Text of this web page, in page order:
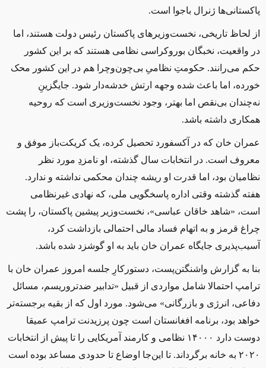
پاکستانی‌ها ژنرال باجوا است.
از لحاظ تاریخی، نخست‌وزیرهای پاکستان رئیس دولت هستند، اما
در واقعیت، نخبگان بوروکراسی نظامی‌ هستند که بر این کشور
حکم می‌رانند. حکومتِ نظامیِ بی‌چون‌وچرا هم در این کشور محک
خورده، اما باعث شده وجهه ارتش خدشه‌دار شود. جایگزینِ
نه‌چندان بی‌نقص اما بهتر، وجود نخست‌وزیری است که روحیه
همکاری داشته باشد.
عمران ‌خان که در آکسفورد تحصیل کرده، یک کریکت‌باز موفق و
معروف است. در انتخابات سال گذشته، او نامزدِ مورد نظر
نظامیان بود، اما قدرت او ریشه چندان محکمی نداشته و ندارد.
هفته گذشته وقتی اداره پاسخگویی ملی، که نهادی غیرنظامی
است، «شاهد خاقان عباسی»، نخست‌وزیر پیشین پاکستان، را پشت
چراغ قرمز و به اتهام فساد مالی احتمالی بازداشت کرد،
آسیب‌پذیری جایگاه عمران‌ خان باید به او گوشزد شده باشد.
بنا به گزارش واشنگتن‌پست، دستورکارِ جلسه امروز عمران خان با
ترامپ احتمالا شامل مواردی از قبیل «تدابیر ضدتروریسم، مسائل
دفاعی، انرژی و بازرگانی» می‌شود. مورد اول که از بقیه برجسته‌تر
خواهد بود، برنامه افغانستان است چون پرزیدنت ترامپ عمیقا
دوست دارد ۱۴۰۰۰ نظامی و کارمند آمریکایی را تا پیش از انتخابات
۲۰۲۰ به خانه برگرداند. تا این‌جا اوضاع تا حدودی مساعد بوده است